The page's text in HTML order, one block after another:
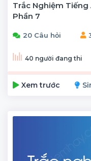
Trắc Nghiệm Tiếng
Phần 7
20 Câu hỏi
40 người đang thi
Xem trước